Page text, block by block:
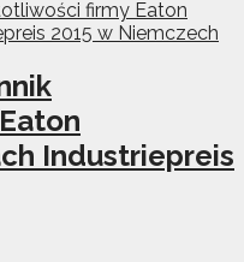
Industriepreis